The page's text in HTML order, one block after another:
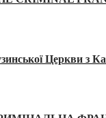
Церкви з